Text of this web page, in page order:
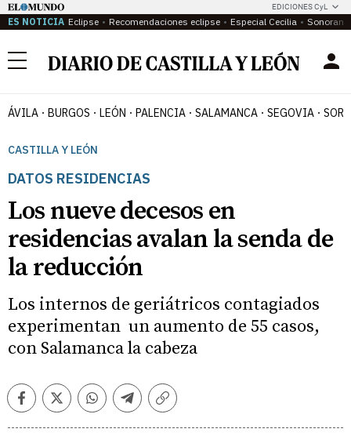
EDICIONES CyL
ES NOTICIA Eclipse Recomendaciones eclipse Especial Cecilia
Menú
ÁVILA BURGOS LEÓN PALENCIA SALAMANCA SEGOVIA
CASTILLA Y LEÓN
DATOS RESIDENCIAS
Los nueve decesos en
residencias avalan la senda de
la reducción
Los internos de geriátricos contagiados
experimentan un aumento de 55 casos,
con Salamanca la cabeza
FacebookTwitterWhatsappTelegramCopiar